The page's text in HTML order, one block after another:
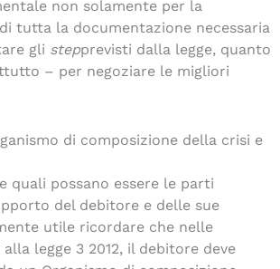
non solamente per la
tutta la documentazione necessaria
gli stepprevisti dalla legge, quanto
– per negoziare le migliori
di composizione della crisi e
quali possano essere le parti
del debitore e delle sue
utile ricordare che nelle
legge 3 2012, il debitore deve